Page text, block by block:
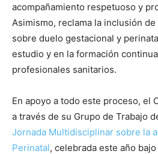
acompañamiento respetuoso y
Asimismo, reclama la inclusión
sobre duelo gestacional y
estudio y en la formación
profesionales sanitarios.
En apoyo a todo este proceso, el
a través de su Grupo de Trabajo
Jornada Multidisciplinar sobre la
Perinatal, celebrada este año